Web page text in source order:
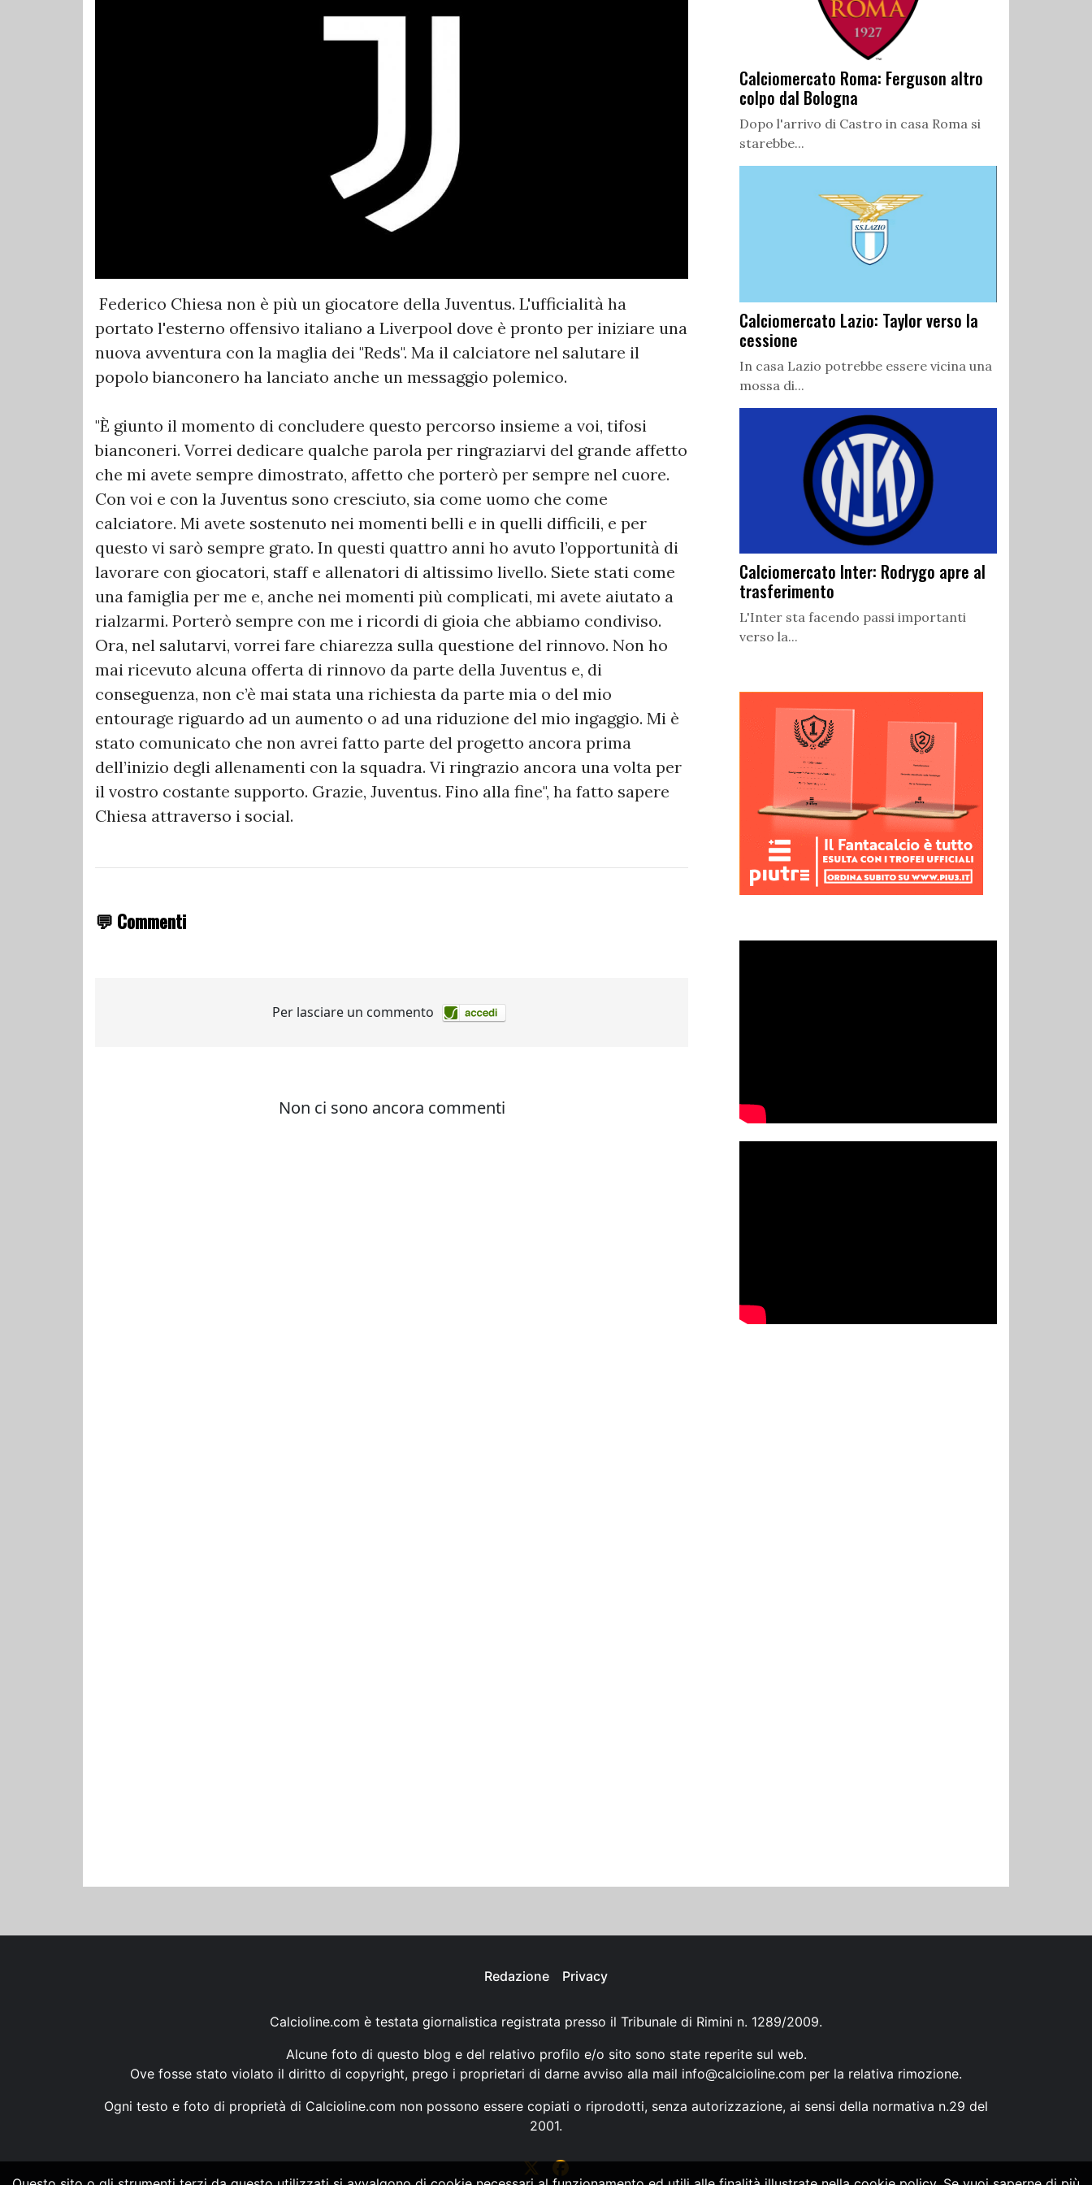
Federico Chiesa non è più un giocatore della Juventus. L'ufficialità ha
portato l'esterno offensivo italiano a Liverpool dove è pronto per iniziare una
nuova avventura con la maglia dei "Reds". Ma il calciatore nel salutare il
popolo bianconero ha lanciato anche un messaggio polemico.
"È giunto il momento di concludere questo percorso insieme a voi, tifosi
bianconeri. Vorrei dedicare qualche parola per ringraziarvi del grande affetto
che mi avete sempre dimostrato, affetto che porterò per sempre nel cuore.
Con voi e con la Juventus sono cresciuto, sia come uomo che come
calciatore. Mi avete sostenuto nei momenti belli e in quelli difficili, e per
questo vi sarò sempre grato. In questi quattro anni ho avuto l’opportunità di
lavorare con giocatori, staff e allenatori di altissimo livello. Siete stati come
una famiglia per me e, anche nei momenti più complicati, mi avete aiutato a
rialzarmi. Porterò sempre con me i ricordi di gioia che abbiamo condiviso.
Ora, nel salutarvi, vorrei fare chiarezza sulla questione del rinnovo. Non ho
mai ricevuto alcuna offerta di rinnovo da parte della Juventus e, di
conseguenza, non c’è mai stata una richiesta da parte mia o del mio
entourage riguardo ad un aumento o ad una riduzione del mio ingaggio. Mi è
stato comunicato che non avrei fatto parte del progetto ancora prima
dell’inizio degli allenamenti con la squadra. Vi ringrazio ancora una volta per
il vostro costante supporto. Grazie, Juventus. Fino alla fine", ha fatto sapere
Chiesa attraverso i social.
💬 Commenti
Calciomercato Roma: Ferguson altro
colpo dal Bologna
Dopo l'arrivo di Castro in casa Roma si
starebbe...
Calciomercato Lazio: Taylor verso la
cessione
In casa Lazio potrebbe essere vicina una
mossa di...
Calciomercato Inter: Rodrygo apre al
trasferimento
L'Inter sta facendo passi importanti
verso la...
Redazione Privacy
Calcioline.com è testata giornalistica registrata presso il Tribunale di Rimini n. 1289/2009.
Alcune foto di questo blog e del relativo profilo e/o sito sono state reperite sul web.
Ove fosse stato violato il diritto di copyright, prego i proprietari di darne avviso alla mail info@calcioline.com per la relativa rimozione.
Ogni testo e foto di proprietà di Calcioline.com non possono essere copiati o riprodotti, senza autorizzazione, ai sensi della normativa n.29 del
2001.